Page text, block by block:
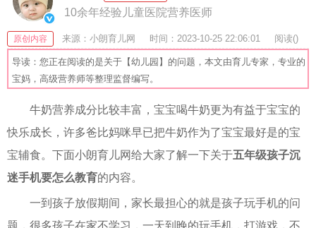
10余年经验儿童医院营养医师
原创内容 来源：小朗育儿网 时间：2023-10-25 22:06:01 阅读()
收藏：41 分享：47 爆
导读：您正在阅读的是关于【幼儿园】的问题，本文由育儿专家，专业的
宝妈，高级营养师等整理监督编写。
牛奶营养成分比较丰富，宝宝喝牛奶更为有益于宝宝的
快乐成长，许多爸比妈咪早已把牛奶作为了宝宝最好是的宝
宝辅食。下面小朗育儿网给大家了解一下关于五年级孩子沉
迷手机要怎么教育的内容。
一到孩子放假期间，家长最担心的就是孩子玩手机的问
题，很多孩子在家不学习，一天到晚的玩手机，打游戏，不